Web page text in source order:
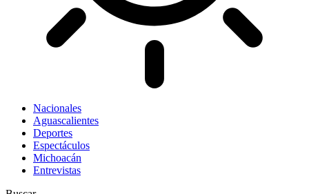
Nacionales
Aguascalientes
Deportes
Espectáculos
Michoacán
Entrevistas